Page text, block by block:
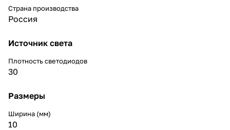
Страна производства
Россия
Источник света
Плотность светодиодов
30
Размеры
Ширина (мм)
10